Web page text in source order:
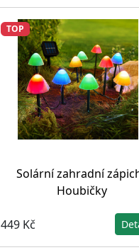
TOP
Solární zahradní
Houbičky
449 Kč